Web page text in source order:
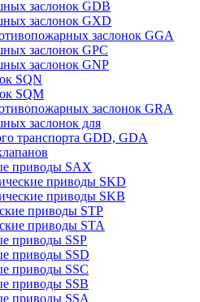
заслонок GDB
заслонок GXD
заслонок GGA
заслонок GPC
заслонок GNP
SQN
SQM
заслонок GRA
заслонок для
транспорта GDD, GDA
приводы SAX
приводы SKD
приводы SKB
приводы STP
приводы STA
приводы SSP
приводы SSD
приводы SSC
приводы SSB
приводы SSA